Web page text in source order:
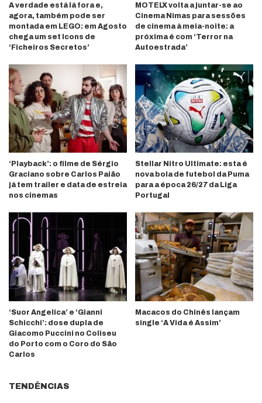
A verdade está lá fora e,
agora, também pode ser
montada em LEGO: em Agosto
chega um set Icons de
‘Ficheiros Secretos’
MOTELX volta a juntar-se ao
Cinema Nimas para sessões
de cinema à meia-noite: a
próxima é com ‘Terror na
Autoestrada’
‘Playback’: o filme de Sérgio
Graciano sobre Carlos Paião
já tem trailer e data de estreia
nos cinemas
Stellar Nitro Ultimate: esta é
nova bola de futebol da Puma
para a época 26/27 da Liga
Portugal
‘Suor Angelica’ e ‘Gianni
Schicchi’: dose dupla de
Giacomo Puccini no Coliseu
do Porto com o Coro do São
Carlos
Macacos do Chinês lançam
single ‘A Vida é Assim’
TENDÊNCIAS